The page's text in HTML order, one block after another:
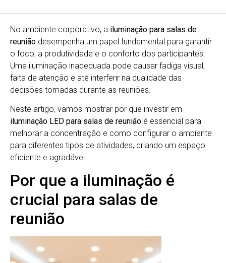
No ambiente corporativo, a iluminação para salas de
reunião desempenha um papel fundamental para garantir
o foco, a produtividade e o conforto dos participantes.
Uma iluminação inadequada pode causar fadiga visual,
falta de atenção e até interferir na qualidade das
decisões tomadas durante as reuniões.
Neste artigo, vamos mostrar por que investir em
iluminação LED para salas de reunião é essencial para
melhorar a concentração e como configurar o ambiente
para diferentes tipos de atividades, criando um espaço
eficiente e agradável.
Por que a iluminação é
crucial para salas de
reunião